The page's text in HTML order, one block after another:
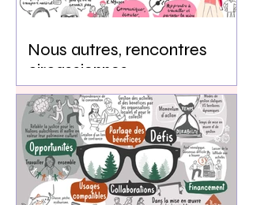
Nous autres, rencontres
circassiennes